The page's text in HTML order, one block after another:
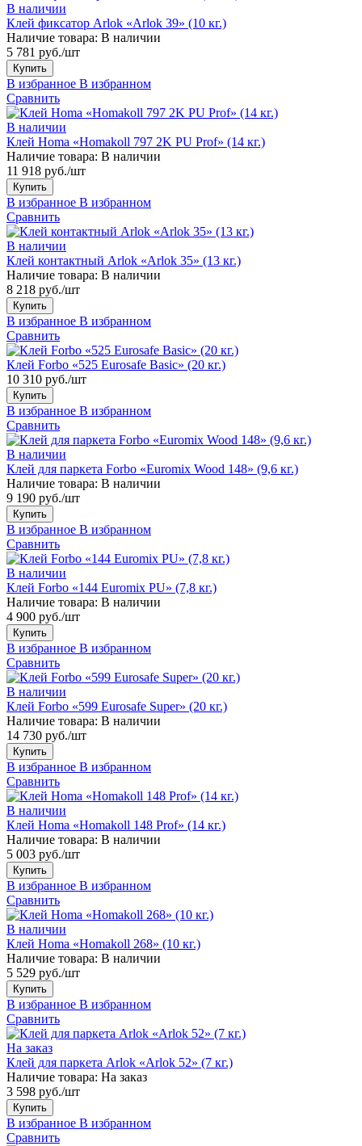
В наличии
Клей фиксатор Arlok «Arlok 39» (10 кг.)
Наличие товара: В наличии
5 781 руб./шт
Купить
В избранное В избранном
Сравнить
В наличии
Клей Homa «Homakoll 797 2K PU Prof» (14 кг.)
Наличие товара: В наличии
11 918 руб./шт
Купить
В избранное В избранном
Сравнить
В наличии
Клей контактный Arlok «Arlok 35» (13 кг.)
Наличие товара: В наличии
8 218 руб./шт
Купить
В избранное В избранном
Сравнить
Клей Forbo «525 Eurosafe Basic» (20 кг.)
10 310 руб./шт
Купить
В избранное В избранном
Сравнить
В наличии
Клей для паркета Forbo «Euromix Wood 148» (9,6 кг.)
Наличие товара: В наличии
9 190 руб./шт
Купить
В избранное В избранном
Сравнить
В наличии
Клей Forbo «144 Euromix PU» (7,8 кг.)
Наличие товара: В наличии
4 900 руб./шт
Купить
В избранное В избранном
Сравнить
В наличии
Клей Forbo «599 Eurosafe Super» (20 кг.)
Наличие товара: В наличии
14 730 руб./шт
Купить
В избранное В избранном
Сравнить
В наличии
Клей Homa «Homakoll 148 Prof» (14 кг.)
Наличие товара: В наличии
5 003 руб./шт
Купить
В избранное В избранном
Сравнить
В наличии
Клей Homa «Homakoll 268» (10 кг.)
Наличие товара: В наличии
5 529 руб./шт
Купить
В избранное В избранном
Сравнить
На заказ
Клей для паркета Arlok «Arlok 52» (7 кг.)
Наличие товара: На заказ
3 598 руб./шт
Купить
В избранное В избранном
Сравнить